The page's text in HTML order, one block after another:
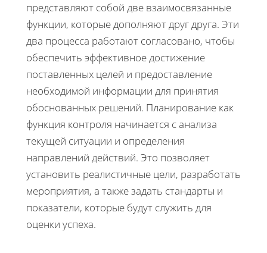
представляют собой две взаимосвязанные
функции, которые дополняют друг друга. Эти
два процесса работают согласовано, чтобы
обеспечить эффективное достижение
поставленных целей и предоставление
необходимой информации для принятия
обоснованных решений. Планирование как
функция контроля начинается с анализа
текущей ситуации и определения
направлений действий. Это позволяет
установить реалистичные цели, разработать
мероприятия, а также задать стандарты и
показатели, которые будут служить для
оценки успеха.